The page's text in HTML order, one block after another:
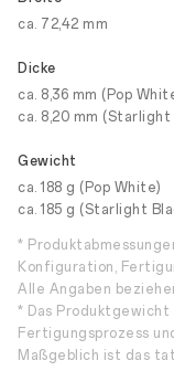
ca. 72,42 mm
Dicke
ca. 8,36 mm (Pop
ca. 8,20 mm (Starlight
Gewicht
ca. 188 g (Pop White)
ca. 185 g (Starlight
*
Konfiguration,
Alle Angaben
* Das Produktgewicht
Fertigungsprozess
Maßgeblich ist das